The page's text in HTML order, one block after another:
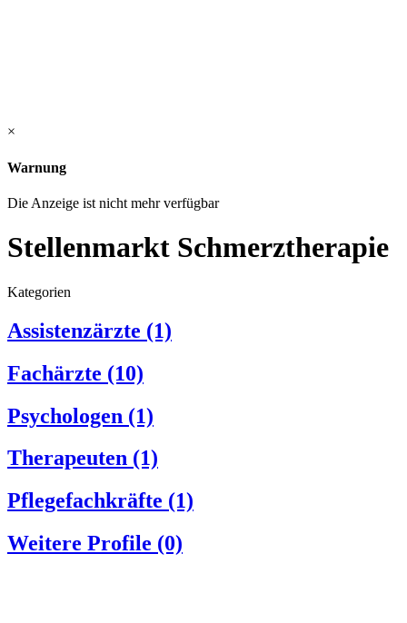
×
Warnung
Die Anzeige ist nicht mehr verfügbar
Stellenmarkt Schmerztherapie
Kategorien
Assistenzärzte (1)
Fachärzte (10)
Psychologen (1)
Therapeuten (1)
Pflegefachkräfte (1)
Weitere Profile (0)